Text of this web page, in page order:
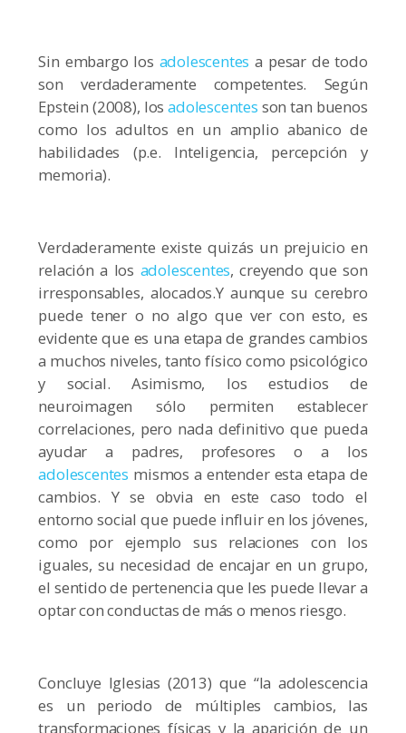
Sin embargo los adolescentes a pesar de todo
son verdaderamente competentes. Según
Epstein (2008), losadolescentes son tan buenos
como los adultos en un amplio abanico de
habilidades (p.e. Inteligencia, percepción y
memoria).
Verdaderamente existe quizás un prejuicio en
relación a los adolescentes, creyendo que son
irresponsables, alocados.Y aunque su cerebro
puede tener o no algo que ver con esto, es
evidente que es una etapa de grandes cambios
a muchos niveles, tanto físico como psicológico
y social. Asimismo, los estudios de
neuroimagen sólo permiten establecer
correlaciones, pero nada definitivo que pueda
ayudar a padres, profesores o a los
adolescentes mismos a entender esta etapa de
cambios. Y se obvia en este caso todo el
entorno social que puede influir en los jóvenes,
como por ejemplo sus relaciones con los
iguales, su necesidad de encajar en un grupo,
el sentido de pertenencia que les puede llevar a
optar con conductas de más o menos riesgo.
Concluye Iglesias (2013) que “la adolescencia
es un periodo de múltiples cambios, las
transformaciones físicas y la aparición de un